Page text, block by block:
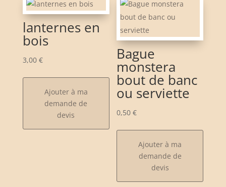
lanternes en
bois
3,00 €
Ajouter à ma
demande de
devis
Bague
monstera
bout de banc
ou serviette
0,50€
Ajouter à ma
demande de
devis